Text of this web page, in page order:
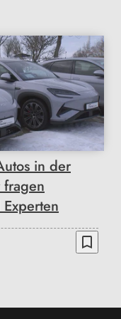
in der
bookmark_border